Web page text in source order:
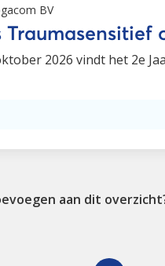
BV
Traumasensitief
2026 vindt het 2e
aan dit